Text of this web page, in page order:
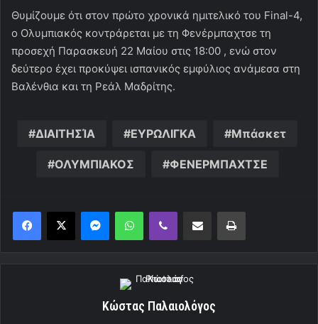
Θυμίζουμε ότι στον πρώτο χρονικά ημιτελικό του Final-4,
ο Ολυμπιακός κοντράρεται με τη Φενέρμπαχτσε τη
προσεχή Παρασκευή 22 Μαίου στις 18:00 , ενώ στον
δεύτερο έχει προκύψει ισπανικός εμφύλιος ανάμεσα στη
Βαλένθια και τη Ρεάλ Μαδρίτης.
ΔΙΑΙΤΗΣΊΑ ΕΥΡΩΛΙΓΚΑ Μπάσκετ
ΟΛΥΜΠΙΑΚΟΣ ΦΕΝΕΡΜΠΑΧΤΣΕ
MessengerWhatsAppViber Κοινοποίηση μέσω ηλεκτρονικού ταχυδρομείουΕκτύπωση
Κώστας Παλαιολόγος